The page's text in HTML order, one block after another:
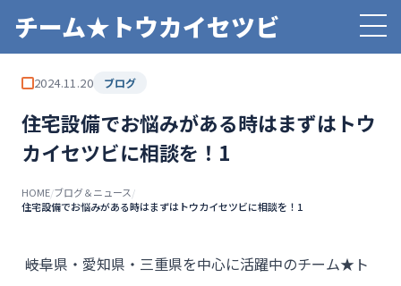
チーム★トウカイセツビ
2024.11.20 ブログ
住宅設備でお悩みがある時はまずはトウ
カイセツビに相談を！1
HOME/ブログ＆ニュース/
住宅設備でお悩みがある時はまずはトウカイセツビに相談を！1
――岐阜県・愛知県・三重県を中心に活躍中のチーム★ト